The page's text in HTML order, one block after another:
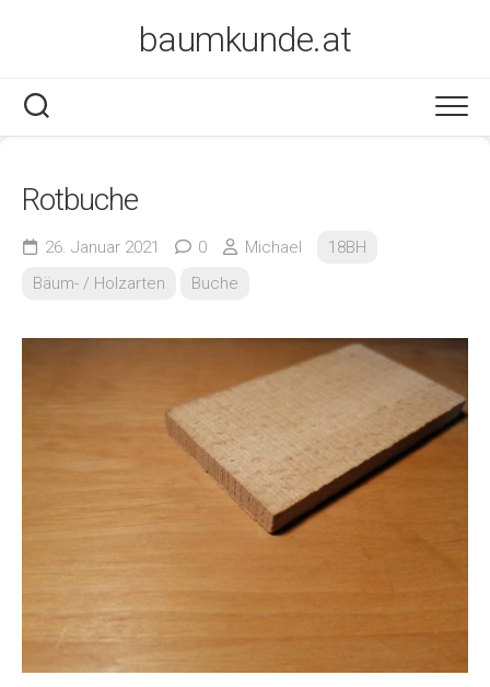
baumkunde.at
Rotbuche
26. Januar 2021 0 Michael
18BH
Bäum- / Holzarten
Buche